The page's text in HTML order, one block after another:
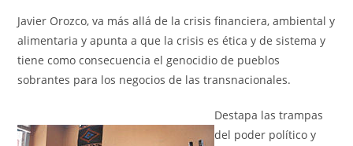
Javier Orozco, va más allá de la crisis financiera, ambiental y
alimentaria y apunta a que la crisis es ética y de sistema y
tiene como consecuencia el genocidio de pueblos
sobrantes para los negocios de las transnacionales.
Destapa las trampas
del poder político y